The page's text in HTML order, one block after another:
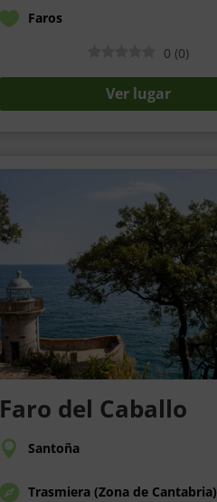
Faros
0 (0)
Ver lugar
Faro del Caballo
Santoña
Trasmiera (Zona de Cantabria)